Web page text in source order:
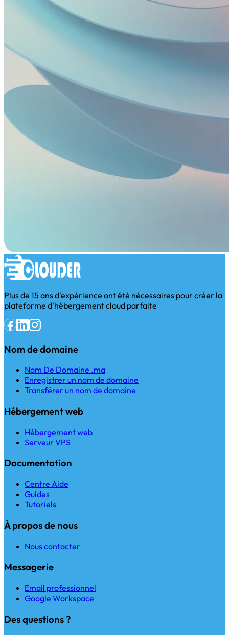
Plus de 15 ans d'expérience ont été nécessaires pour créer la
plateforme d'hébergement cloud parfaite
Nom de domaine
Nom De Domaine .ma
Enregistrer un nom de domaine
Transférer un nom de domaine
Hébergement web
Hébergement web
Serveur VPS
Documentation
Centre Aide
Guides
Tutoriels
À propos de nous
Nous contacter
Messagerie
Email professionnel
Google Workspace
Des questions ?